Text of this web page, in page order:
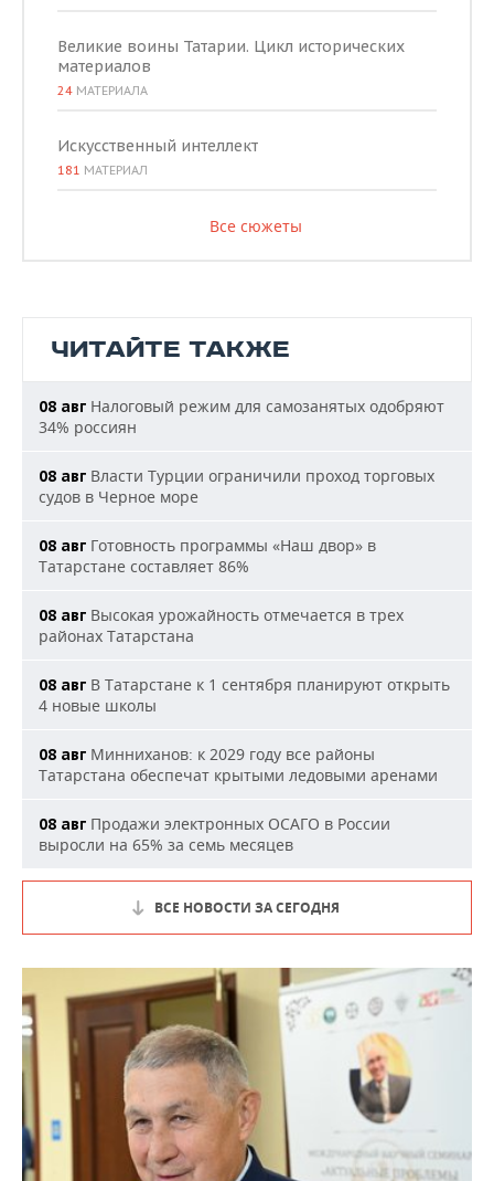
Великие воины Татарии. Цикл исторических
материалов
24 МАТЕРИАЛА
Искусственный интеллект
181 МАТЕРИАЛ
Все сюжеты
ЧИТАЙТЕ ТАКЖЕ
08 авг Налоговый режим для самозанятых одобряют
34% россиян
08 авг Власти Турции ограничили проход торговых
судов в Черное море
08 авг Готовность программы «Наш двор» в
Татарстане составляет 86%
08 авг Высокая урожайность отмечается в трех
районах Татарстана
08 авг В Татарстане к 1 сентября планируют открыть
4 новые школы
08 авг Минниханов: к 2029 году все районы
Татарстана обеспечат крытыми ледовыми аренами
08 авг Продажи электронных ОСАГО в России
выросли на 65% за семь месяцев
ВСЕ НОВОСТИ ЗА СЕГОДНЯ